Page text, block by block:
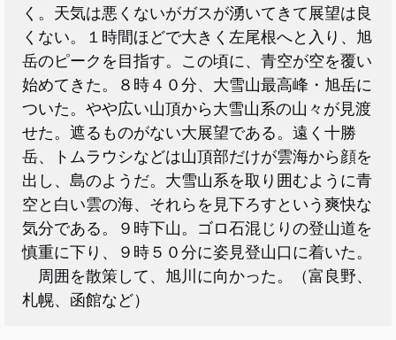
く。天気は悪くないがガスが湧いてきて展望は良
くない。１時間ほどで大きく左尾根へと入り、旭
岳のピークを目指す。この頃に、青空が空を覆い
始めてきた。８時４０分、大雪山最高峰・旭岳に
ついた。やや広い山頂から 大雪山系の山々が見渡
せた。遮るものがない大展望である。遠く十勝
岳、トムラウシなどは山頂部だけが雲海から顔を
出し、島のようだ。大雪山系を取り囲むように青
空と白い雲の海、それらを見下ろすという爽快な
気分である。９時下山。ゴロ石混じりの登山道を
慎重に下り、９時５０分に姿見登山口に着いた。
周囲を散策して、旭川に向かった。（富良野、
札幌、函館など）